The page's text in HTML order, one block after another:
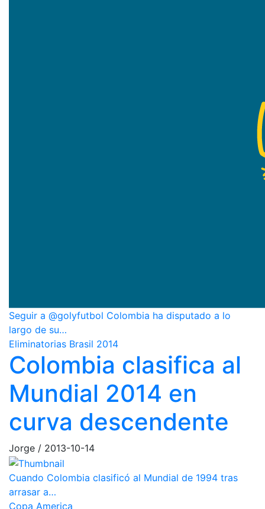
Seguir a @golyfutbol Colombia ha disputado a lo
largo de su…
Eliminatorias Brasil 2014
Colombia clasifica al
Mundial 2014 en
curva descendente
Jorge / 2013-10-14
Cuando Colombia clasificó al Mundial de 1994 tras
arrasar a…
Copa America